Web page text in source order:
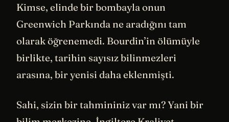
Kimse, elinde bir bombayla onun
Greenwich Parkında ne aradığını tam
olarak öğrenemedi. Bourdin’in ölümüyle
birlikte, tarihin sayısız bilinmezleri
arasına, bir yenisi daha eklenmişti.
Sahi, sizin bir tahmininiz var mı? Yani bir